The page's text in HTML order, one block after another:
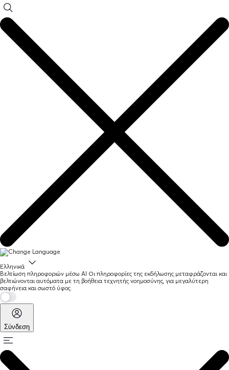
Ελληνικά
Βελτίωση πληροφοριών μέσω AI Οι πληροφορίες της εκδήλωσης μεταφράζονται και
βελτιώνονται αυτόματα με τη βοήθεια τεχνητής νοημοσύνης, για μεγαλύτερη
σαφήνεια και σωστό ύφος.
Σύνδεση